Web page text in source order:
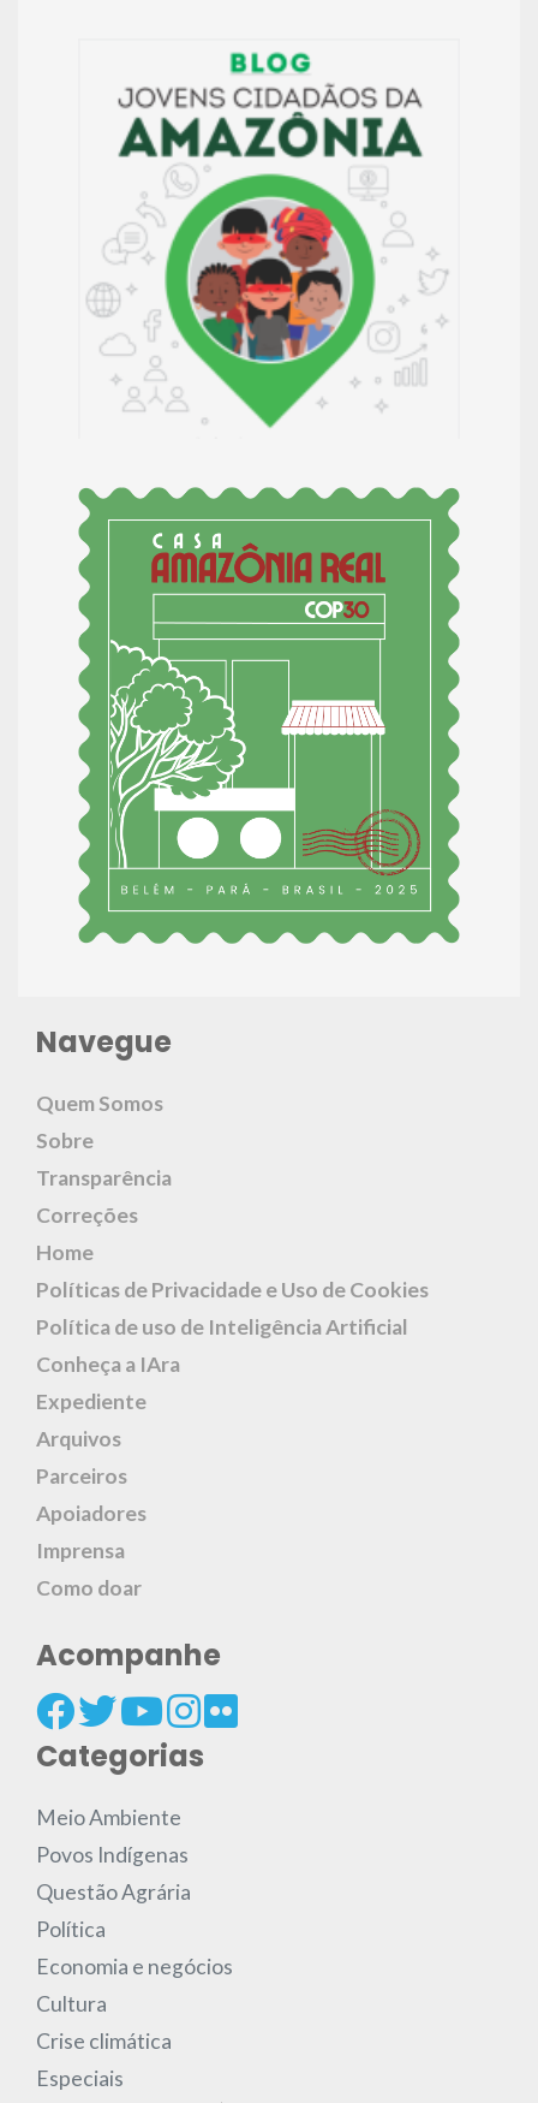
Navegue
Quem Somos
Sobre
Transparência
Correções
Home
Políticas de Privacidade e Uso de Cookies
Política de uso de Inteligência Artificial
Conheça a IAra
Expediente
Arquivos
Parceiros
Apoiadores
Imprensa
Como doar
Acompanhe
Categorias
Meio Ambiente
Povos Indígenas
Questão Agrária
Política
Economia e negócios
Cultura
Crise climática
Especiais